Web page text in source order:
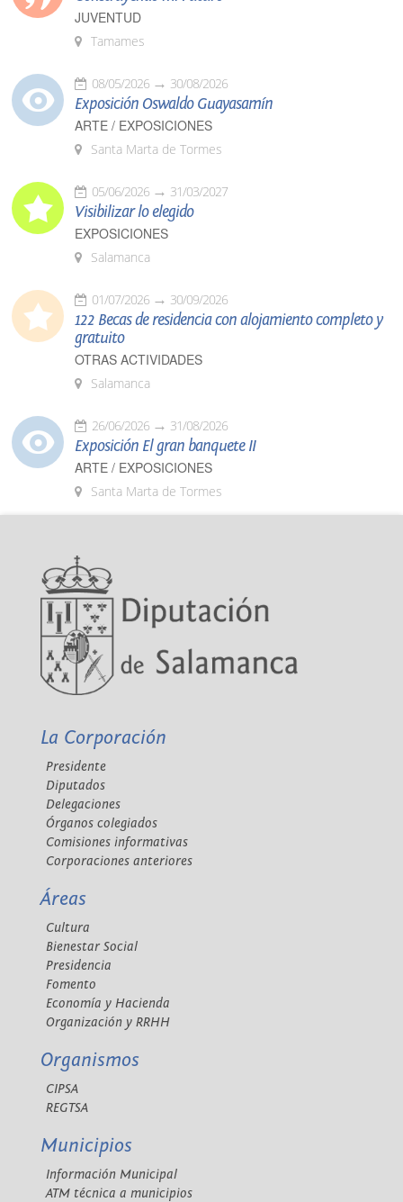
JUVENTUD
Tamames
08/05/2026 30/08/2026
Exposición Oswaldo Guayasamín
ARTE / EXPOSICIONES
Santa Marta de Tormes
05/06/2026 31/03/2027
Visibilizar lo elegido
EXPOSICIONES
Salamanca
01/07/2026 30/09/2026
122 Becas de residencia con alojamiento completo y
gratuito
OTRAS ACTIVIDADES
Salamanca
26/06/2026 31/08/2026
Exposición El gran banquete II
ARTE / EXPOSICIONES
Santa Marta de Tormes
La Corporación
Presidente
Diputados
Delegaciones
Órganos colegiados
Comisiones informativas
Corporaciones anteriores
Áreas
Cultura
Bienestar Social
Presidencia
Fomento
Economía y Hacienda
Organización y RRHH
Organismos
CIPSA
REGTSA
Municipios
Información Municipal
ATM técnica a municipios